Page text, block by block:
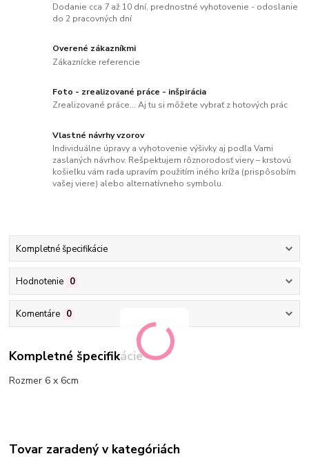
Dodanie cca 7 až 10 dní, prednostné vyhotovenie - odoslanie
do 2 pracovných dní
Overené zákazníkmi
Zákaznícke referencie
Foto - zrealizované práce - inšpirácia
Zrealizované práce... Aj tu si môžete vybrať z hotových prác
Vlastné návrhy vzorov
Individuálne úpravy a vyhotovenie výšivky aj podľa Vami
zaslaných návrhov. Rešpektujem rôznorodosť viery – krstovú
košieľku vám rada upravím použitím iného kríža (prispôsobím
vašej viere) alebo alternatívneho symbolu.
Kompletné špecifikácie
Hodnotenie 0
Komentáre 0
Kompletné špecifikácie
Rozmer 6 x 6cm
Tovar zaradený v kategóriách